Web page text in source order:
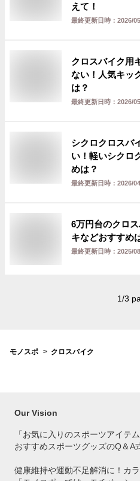
えて！
最終更新日時： 2026/
クロスバイク用
ない！人気キッ
は？
最終更新日時： 2026/
シクロクロスバ
い！軽いシクロ
めは？
最終更新日時： 2026/
6万円台のクロ
キなどおすすめ
最終更新日時： 2025/
1/3
モノスポ クロスバイク
Our Vision
「お気に入りのスポーツアイテ
おすすめスポーツグッズのQ＆A
健康維持や運動不足解消に！カ